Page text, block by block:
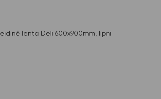
lenta Deli 600x900mm, lipni